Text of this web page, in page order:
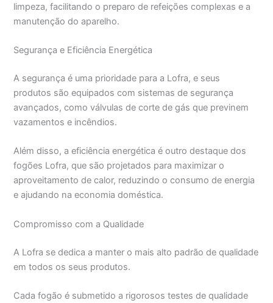
limpeza, facilitando o preparo de refeições complexas e a
manutenção do aparelho.
Segurança e Eficiência Energética
A segurança é uma prioridade para a Lofra, e seus
produtos são equipados com sistemas de segurança
avançados, como válvulas de corte de gás que previnem
vazamentos e incêndios.
Além disso, a eficiência energética é outro destaque dos
fogões Lofra, que são projetados para maximizar o
aproveitamento de calor, reduzindo o consumo de energia
e ajudando na economia doméstica.
Compromisso com a Qualidade
A Lofra se dedica a manter o mais alto padrão de qualidade
em todos os seus produtos.
Cada fogão é submetido a rigorosos testes de qualidade